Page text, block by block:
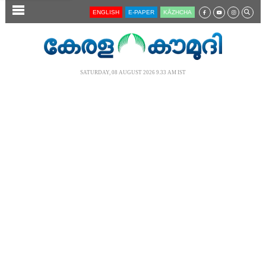
SECTIONS ENGLISH E-PAPER KĀZHCHA
SATURDAY, 08 AUGUST 2026 9.33 AM IST